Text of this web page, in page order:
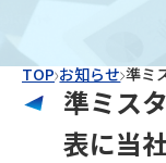
TOP お知らせ
準ミス
表に当